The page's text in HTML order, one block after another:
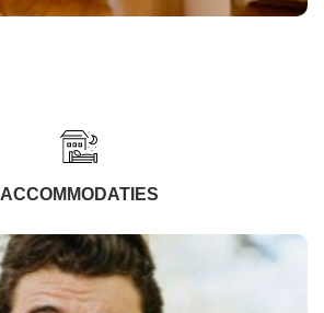
ACCOMMODATIES